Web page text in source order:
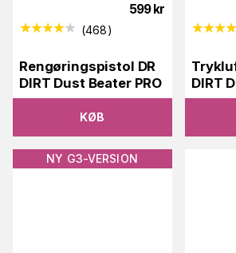
599 kr
(468)
Rengøringspistol DR
DIRT Dust Beater PRO
KØB
DIRT
NY G3-VERSION